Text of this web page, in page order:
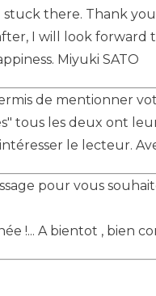
stuck there. Thank
I will look forward
Miyuki SATO
de mentionner
tous les deux ont
le lecteur.
pour vous
!... A bientot , bien